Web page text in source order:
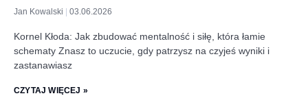
Jan Kowalski 03.06.2026
Kornel Kłoda: Jak zbudować mentalność i siłę, która łamie
schematy Znasz to uczucie, gdy patrzysz na czyjeś wyniki i
zastanawiasz
CZYTAJ WIĘCEJ »